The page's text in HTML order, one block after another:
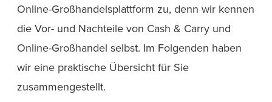
Online-Großhandelsplattform zu, denn wir kennen
die Vor- und Nachteile von Cash & Carry und
Online-Großhandel selbst. Im Folgenden haben
wir eine praktische Übersicht für Sie
zusammengestellt.